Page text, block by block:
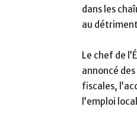
dans les
au
Le chef de
annoncé
fiscales,
l’emploi